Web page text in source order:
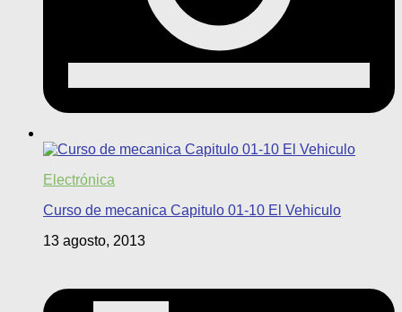
Electrónica
Curso de mecanica Capitulo 01-10 El Vehiculo
13 agosto, 2013